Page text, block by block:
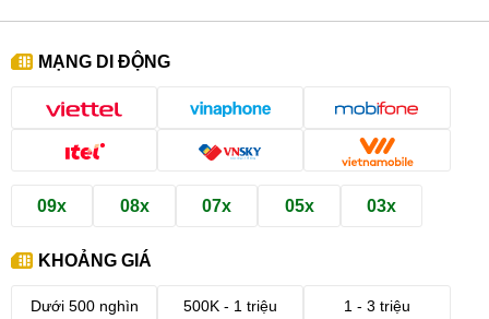
MẠNG DI ĐỘNG
09x 08x 07x 05x 03x
KHOẢNG GIÁ
Dưới 500 nghìn 500K - 1 triệu 1 - 3 triệu